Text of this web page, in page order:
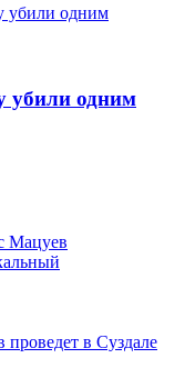
убили одним
в Суздале